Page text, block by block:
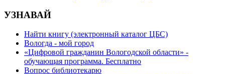
УЗНАВАЙ
Найти книгу (электронный каталог ЦБС)
Вологда - мой город
«Цифровой гражданин Вологодской области» -
обучающая программа. Бесплатно
Вопрос библиотекарю